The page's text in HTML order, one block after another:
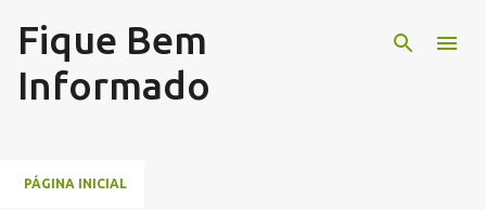
Pular para o conteúdo principal
Fique Bem
Informado
PÁGINA INICIAL